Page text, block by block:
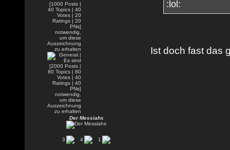
Der Messiahs
3 4 1
Ist doch fast das